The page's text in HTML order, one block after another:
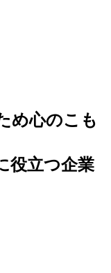
め心のこも
役立つ企業